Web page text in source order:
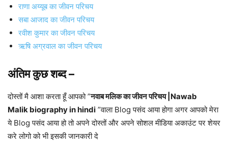
राणा अय्यूब का जीवन परिचय
सबा आजाद का जीवन परिचय
रवीश कुमार का जीवन परिचय
ऋषि अग्रवाल का जीवन परिचय
अंतिम कुछ शब्द –
दोस्तों मै आशा करता हूँ आपको ”नवाब मलिक का जीवन परिचय |Nawab
Malik biography in hindi ”वाला Blog पसंद आया होगा अगर आपको मेरा
ये Blog पसंद आया हो तो अपने दोस्तों और अपने सोशल मीडिया अकाउंट पर शेयर
करे लोगो को भी इसकी जानकारी दे